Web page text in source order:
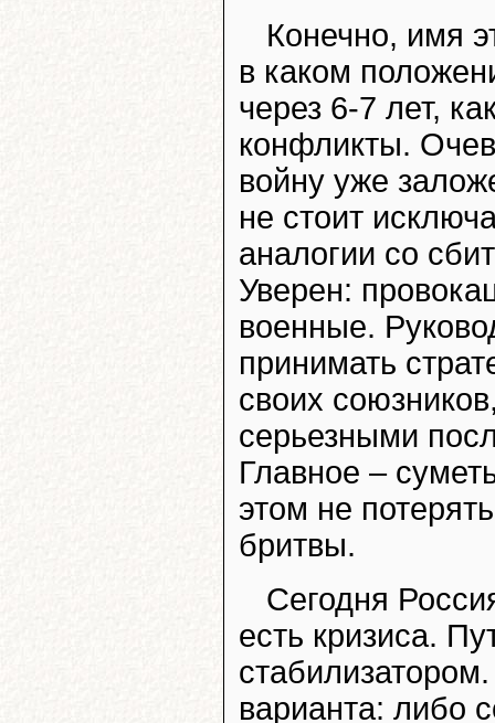
Конечно, имя
в каком
через 6-7 лет,
конфликты.
войну уже
не стоит
аналогии со
Уверен:
военные.
принимать
своих
серьезными
Главное –
этом не
бритвы.
Сегодня
есть кризиса.
варианта: либо